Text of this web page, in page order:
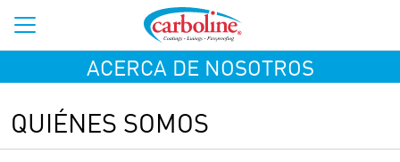
ACERCA DE NOSOTROS
QUIÉNES SOMOS